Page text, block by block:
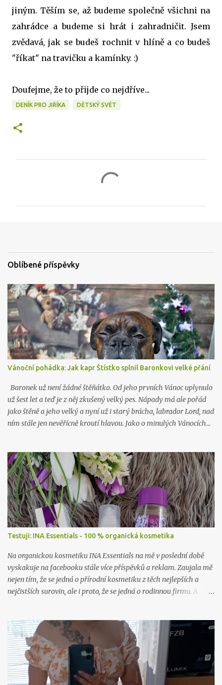
jiným. Těším se, až budeme společně všichni na
zahrádce a budeme si hrát i zahradničit. Jsem
zvědavá, jak se budeš rochnit v hlíně a co budeš
"říkat" na travičku a kamínky. :)
Doufejme, že to přijde co nejdříve...
DENÍK PRO JIŘÍKA DĚTSKÝ SVĚT
á
e
Oblíbené příspěvky
Vánoční pohádka: Jak kapr Štístko splnil Baronkovi velké přání
Baronek už není žádné štěňátko. Od jeho prvních Vánoc uplynulo
už šest let a teď je z něj zkušený velký pes. Nápady má ale pořád
jako štěně a jeho velký a nyní už i starý brácha, labrador Lord, nad
ním stále jen nevěřícně kroutí hlavou. Jako o minulých Vánocích…
Testuji: INA Essentials - 100 % organická kosmetika
Na organickou kosmetiku INA Essentials na mě v poslední době
vyskakuje na facebooku stále více příspěvků a reklam. Zaujala mě
nejen tím, že se jedná o přírodní kosmetiku z těch nejlepších a
nejčistších surovin, ale i proto, že se jedná o rodinnou firmu. A
otestovat. Firma mě příjemně překvapila, když mi dovolila vybrat
si hned dva jejich výrobky k otestování. A tak jsem se rozhodla, že
vám sem hodím tento článek už nyní, byť to ještě není přímo
recenze. Tu si nechám na později, až budu produkty déle používat,
abych opravdu viděla, co dokážou.